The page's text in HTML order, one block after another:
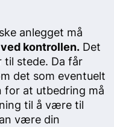
anlegget må
kontrollen. Det
til stede. Da får
det som eventuelt
for at utbedring må
til å være til
være din